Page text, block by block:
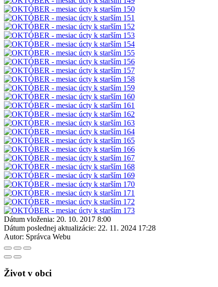
Dátum vloženia: 20. 10. 2017 8:00
Dátum poslednej aktualizácie: 22. 11. 2024 17:28
Autor: Správca Webu
Život v obci